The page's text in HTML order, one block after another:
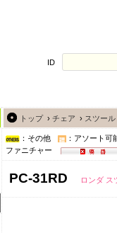
ID
トップ› チェア › スツール
：その他
：アソート可
ファニチャー
PC-31RD ロンダ ス